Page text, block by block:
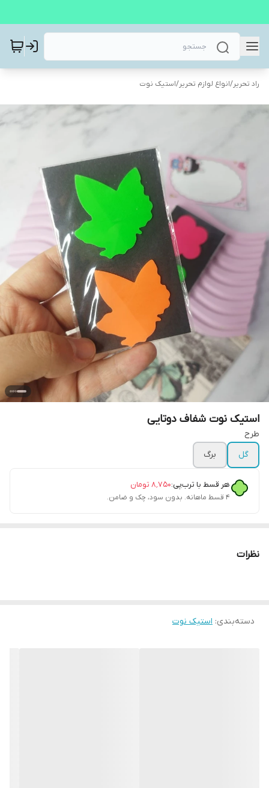
راد تحریر/انواع لوازم تحریر/استیک نوت
استیک نوت شفاف دوتایی
طرح
گل
برگ
هر قسط با ترب‌پی:۸٬۷۵۰ تومان
۴ قسط ماهانه. بدون سود، چک و ضامن.
نظرات
دسته‌بندی: استیک نوت